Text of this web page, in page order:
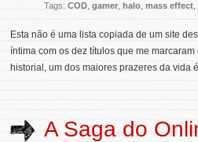
Tags: COD gamer halo mass effect
Esta não é uma lista copiada de um site
íntima com os dez títulos que me
historial, um dos maiores prazeres da vida
A Saga do